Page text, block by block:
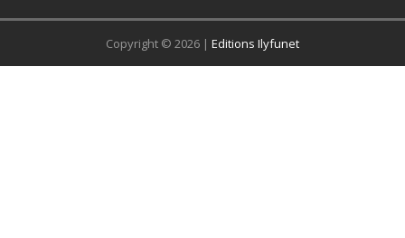
Copyright © 2026 | Editions Ilyfunet